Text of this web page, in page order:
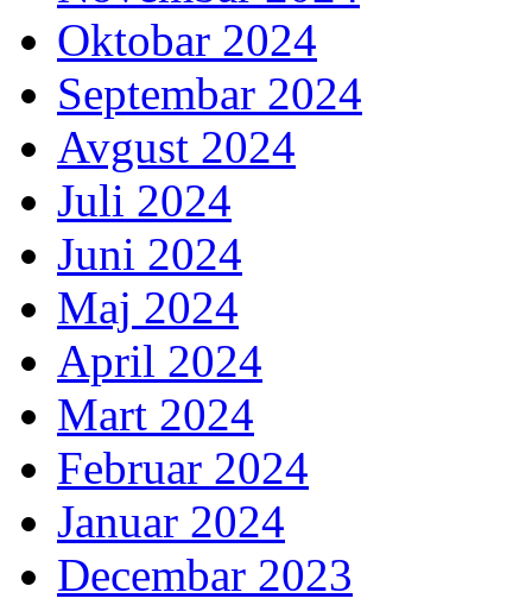
Oktobar 2024
Septembar 2024
Avgust 2024
Juli 2024
Juni 2024
Maj 2024
April 2024
Mart 2024
Februar 2024
Januar 2024
Decembar 2023